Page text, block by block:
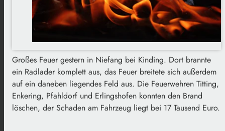
Großes Feuer gestern in Niefang bei Kinding. Dort brannte
ein Radlader komplett aus, das Feuer breitete sich außerdem
auf ein daneben liegendes Feld aus. Die Feuerwehren Titting,
Enkering, Pfahldorf und Erlingshofen konnten den Brand
löschen, der Schaden am Fahrzeug liegt bei 17 Tausend Euro.